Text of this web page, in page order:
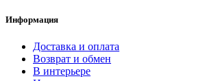
Информация
Доставка и оплата
Возврат и обмен
В интерьере